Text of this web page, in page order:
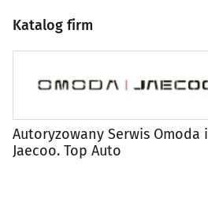
Katalog firm
Autoryzowany Serwis Omoda i
Jaecoo. Top Auto